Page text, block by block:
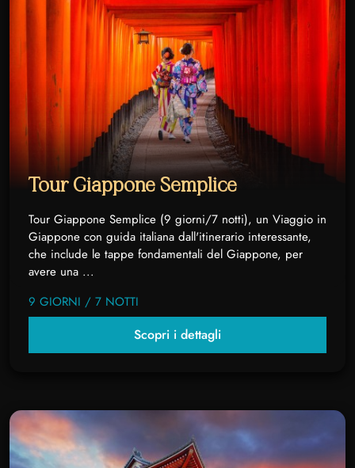
Tour Giappone Semplice
Tour Giappone Semplice (9 giorni/7 notti), un Viaggio in
Giappone con guida italiana dall'itinerario interessante,
che include le tappe fondamentali del Giappone, per
avere una ...
9 GIORNI / 7 NOTTI
Scopri i dettagli